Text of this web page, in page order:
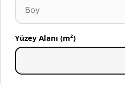
Yüzey Alanı (m²)